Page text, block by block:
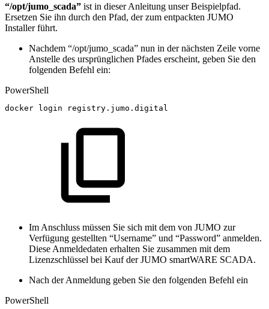
“/opt/jumo_scada” ist in dieser Anleitung unser Beispielpfad.
Ersetzen Sie ihn durch den Pfad, der zum entpackten JUMO
Installer führt.
Nachdem “/opt/jumo_scada” nun in der nächsten Zeile vorne
Anstelle des ursprünglichen Pfades erscheint, geben Sie den
folgenden Befehl ein:
PowerShell
docker login registry . jumo . digital
Im Anschluss müssen Sie sich mit dem von JUMO zur
Verfügung gestellten “Username” und “Password” anmelden.
Diese Anmeldedaten erhalten Sie zusammen mit dem
Lizenzschlüssel bei Kauf der JUMO smartWARE SCADA.
Nach der Anmeldung geben Sie den folgenden Befehl ein
PowerShell